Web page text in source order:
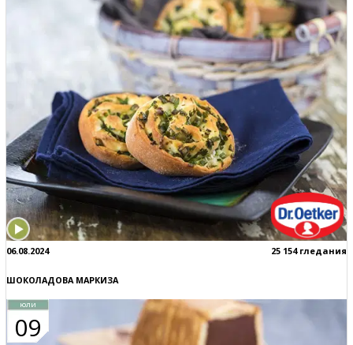
06.08.2024 25 154 гледания
ШОКОЛАДОВА МАРКИЗА
юли
09